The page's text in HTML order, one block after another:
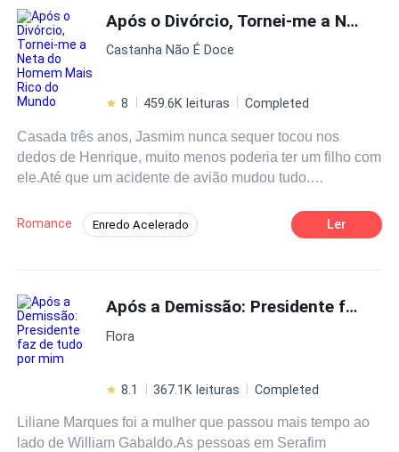
pobreza e certamente voltaria, mendigando abrigo à
família Garrote e continuando a usar seus recursos para
apoiar Lorenzo Borges na maior cada de pau.Até que,
mais tarde...Alguém viu o Presidente Borges, com os
olhos marejados e pidões, bloqueando o caminho de sua
casar comigo de novo?
Identidade Oculta Após o Divórcio, Tornei-me a Neta do Homem Mais Rico do Mundo
Castanha Não É Doce
8 459.6K leituras Completed
Casada três anos, Jasmim nunca sequer tocou nos
dedos de Henrique, muito menos poderia ter um filho com
ele.Até que um acidente de avião mudou tudo.
em uma clínica médica, acompanhando outra mulher
durante um exame pré-natal.Foi então que ela percebeu
surpreendente aconteceu, ela se a neta do homem mais
rico do mundo.Se não poderia ser Sra. Lopes, então seria
a arqui-inimiga da família Lopes, uma mulher que ele
jamais seria digno de alcançar!
Romance Enredo Acelerado
Drama Contemporâneo Reviravolta
Traição
Ler
Após a Demissão: Presidente faz de tudo por mim
Flora
8.1 367.1K leituras Completed
Liliane Marques foi a mulher que passou mais tempo ao
lado de William Gabaldo.As pessoas em Serafim